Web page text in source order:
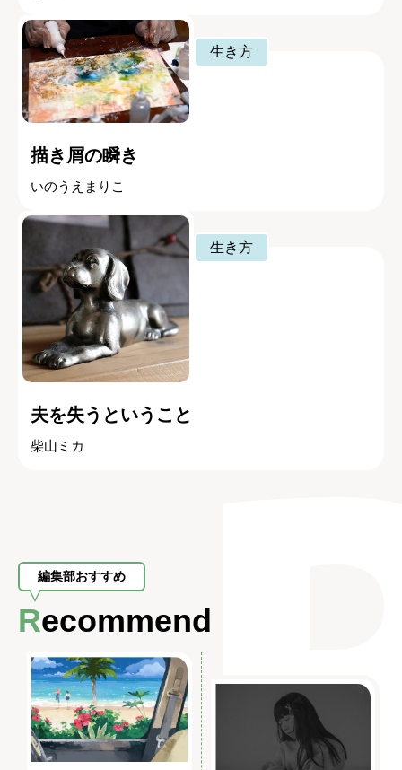
生き方
描き屑の瞬き
いのうえまりこ
生き方
夫を失うということ
柴山ミカ
編集部おすすめ
Recommend